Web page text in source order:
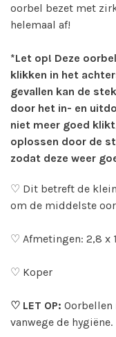
oorbel bezet met
helemaal af!
*Let op! Deze
klikken in het
gevallen kan de
door het in- en
niet meer goed
oplossen door de
zodat deze weer
♡ Dit betreft de
om de middelste
♡ Afmetingen: 2,8 x
♡ Koper
♡ LET OP:
vanwege de hygiëne.